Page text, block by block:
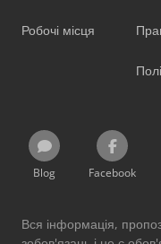
Робочі місця
Blog Facebook
Вся інформація,